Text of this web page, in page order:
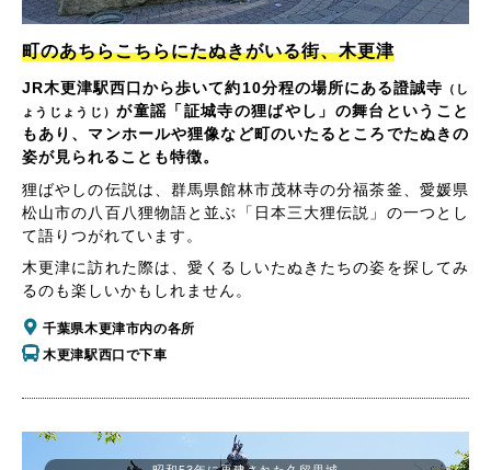
町のあちらこちらにたぬきがいる街、木更津
JR木更津駅西口から歩いて約10分程の場所にある證誠寺 （し
ょうじょうじ）が童謡「証城寺の狸ばやし」の舞台ということ
もあり、マンホールや狸像など町のいたるところでたぬきの
姿が見られることも特徴。
狸ばやしの伝説は、群馬県館林市茂林寺の分福茶釜、愛媛県
松山市の八百八狸物語と並ぶ「日本三大狸伝説」の一つとし
て語りつがれています。
木更津に訪れた際は、愛くるしいたぬきたちの姿を探してみ
るのも楽しいかもしれません。
千葉県木更津市内の各所
木更津駅西口で下車